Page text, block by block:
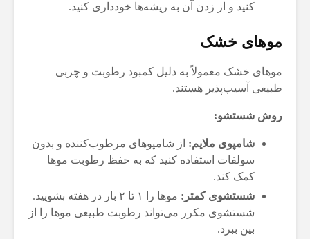
کنید و از زدن آن به ریشه‌ها خودداری کنید.
موهای خشک
موهای خشک معمولاً به دلیل کمبود رطوبت و چربی
طبیعی آسیب‌پذیر هستند.
روش شستشو:
شامپوی ملایم: از شامپوهای مرطوب‌کننده و بدون
سولفات استفاده کنید که به حفظ رطوبت موها
کمک کند.
شستشوی کمتر:
موها را ۱ تا ۲ بار در هفته بشویید.
شستشوی مکرر می‌تواند رطوبت طبیعی موها را از
بین ببرد.